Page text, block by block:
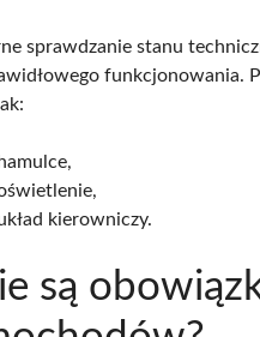
sprawdzanie stanu
funkcjonowania.
kierowniczy.
są